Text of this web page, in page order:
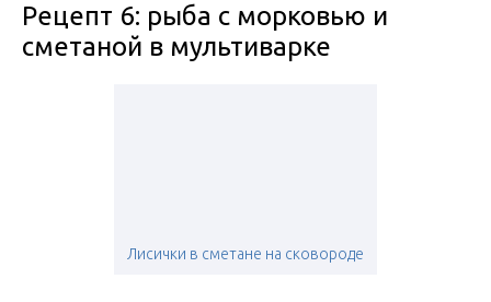
Рецепт 6: рыба с морковью и
сметаной в мультиварке
Лисички в сметане на сковороде